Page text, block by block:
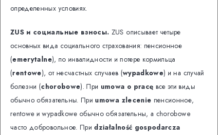
определенных условиях.
ZUS и социальные взносы. ZUS описывает четыре
основных вида социального страхования: пенсионное
(emerytalne), по инвалидности и потере кормильца
(rentowe), от несчастных случаев (wypadkowe) и на случай
болезни (chorobowe). При umowa o pracę все эти виды
обычно обязательны. При umowa zlecenie пенсионное,
rentowe и wypadkowe обычно обязательны, а chorobowe
часто добровольное. При działalność gospodarcza